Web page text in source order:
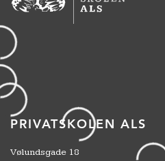
PRIVATSKOLEN ALS
Vølundsgade 18